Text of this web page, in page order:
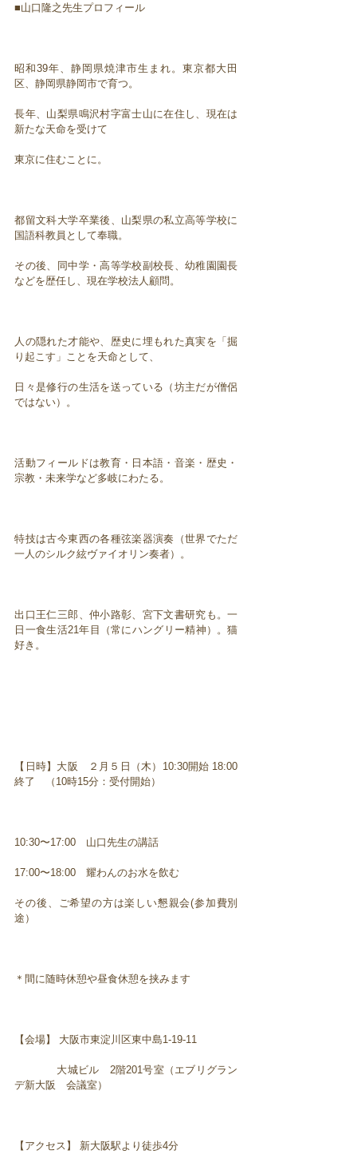
■山口隆之先生プロフィール
昭和39年、静岡県焼津市生まれ。東京都大田
区、静岡県静岡市で育つ。
長年、山梨県鳴沢村字富士山に在住し、現在は
新たな天命を受けて
東京に住むことに。
都留文科大学卒業後、山梨県の私立高等学校に
国語科教員として奉職。
その後、同中学・高等学校副校長、幼稚園園長
などを歴任し、現在学校法人顧問。
人の隠れた才能や、歴史に埋もれた真実を「掘
り起こす」ことを天命として、
日々是修行の生活を送っている（坊主だが僧侶
ではない）。
活動フィールドは教育・日本語・音楽・歴史・
宗教・未来学など多岐にわたる。
特技は古今東西の各種弦楽器演奏（世界でただ
一人のシルク絃ヴァイオリン奏者）。
出口王仁三郎、仲小路彰、宮下文書研究も。一
日一食生活21年目（常にハングリー精神）。猫
好き。
【日時】大阪 ２月５日（木）10:30開始 18:00
終了 （10時15分：受付開始）
10:30〜17:00 山口先生の講話
17:00〜18:00 耀わんのお水を飲む
その後、ご希望の方は楽しい懇親会(参加費別
途）
＊間に随時休憩や昼食休憩を挟みます
【会場】 大阪市東淀川区東中島1-19-11
大城ビル 2階201号室（エブリグラン
デ新大阪 会議室）
【アクセス】 新大阪駅より徒歩4分